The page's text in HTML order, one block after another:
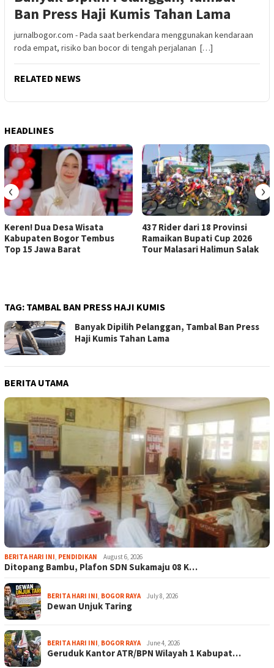
Ban Press Haji Kumis Tahan Lama
jurnalbogor.com - Pada saat berkendara menggunakan kendaraan
roda empat, risiko ban bocor di tengah perjalanan […]
RELATED NEWS
HEADLINES
Keren! Dua Desa Wisata
Kabupaten Bogor Tembus
Top 15 Jawa Barat
437 Rider dari 18 Provinsi
Ramaikan Bupati Cup 2026
Tour Malasari Halimun Salak
‹ ›
TAG: TAMBAL BAN PRESS HAJI KUMIS
Banyak Dipilih Pelanggan, Tambal Ban Press
Haji Kumis Tahan Lama
BERITA UTAMA
BERITA HARI INI, PENDIDIKAN August 6, 2026
Ditopang Bambu, Plafon SDN Sukamaju 08 K…
BERITA HARI INI, BOGOR RAYA July 8, 2026
Dewan Unjuk Taring
BERITA HARI INI, BOGOR RAYA June 4, 2026
Geruduk Kantor ATR/BPN Wilayah 1 Kabupat…